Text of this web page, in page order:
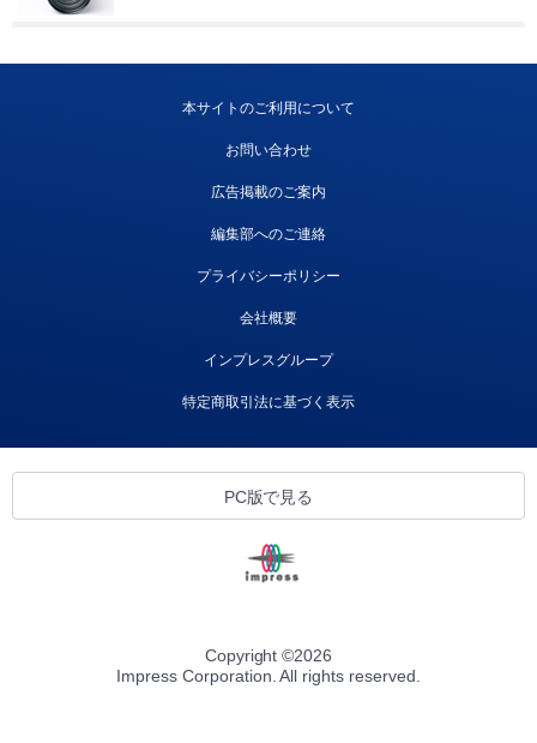
本サイトのご利用について
お問い合わせ
広告掲載のご案内
編集部へのご連絡
プライバシーポリシー
会社概要
インプレスグループ
特定商取引法に基づく表示
PC版で見る
Copyright ©2026
Impress Corporation. All rights reserved.